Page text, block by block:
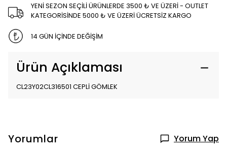
YENİ SEZON SEÇİLİ ÜRÜNLERDE 3500 ₺ VE ÜZERİ - OUTLET
KATEGORİSİNDE 5000 ₺ VE ÜZERİ ÜCRETSİZ KARGO
14 GÜN İÇİNDE DEĞİŞİM
Ürün Açıklaması
CL23Y02CL316501 CEPLİ GÖMLEK
Yorumlar Yorum Yap